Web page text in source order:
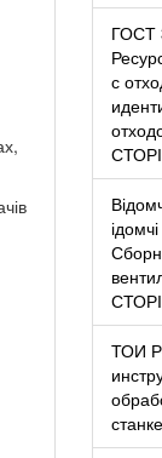
ГОСТ
с
ТОИ